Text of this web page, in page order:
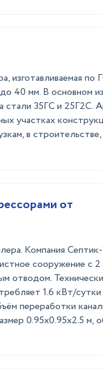
изготавливаемая по
40 мм. В основном
стали 35ГС и 25Г2С.
участках
в
от
Компания Септик-
сооружение с 2
отводом.
1.6 кВт/сутки
переработки
0.95x0.95x2.5 м,